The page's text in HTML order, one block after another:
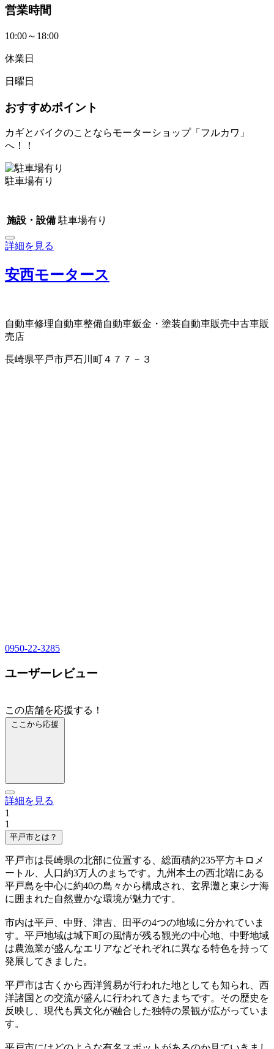
営業時間
10:00～18:00
休業日
日曜日
おすすめポイント
カギとバイクのことならモーターショップ「フルカワ」
へ！！
駐車場有り
施設・設備 駐車場有り
詳細を見る
安西モータース
自動車修理自動車整備自動車鈑金・塗装自動車販売中古車販
売店
長崎県平戸市戸石川町４７７－３
0950-22-3285
ユーザーレビュー
この店舗を応援する！
ここから応援
詳細を見る
1
1
平戸市とは？
平戸市は長崎県の北部に位置する、総面積約235平方キロメ
ートル、人口約3万人のまちです。九州本土の西北端にある
平戸島を中心に約40の島々から構成され、玄界灘と東シナ海
に囲まれた自然豊かな環境が魅力です。
市内は平戸、中野、津吉、田平の4つの地域に分かれていま
す。平戸地域は城下町の風情が残る観光の中心地、中野地域
は農漁業が盛んなエリアなどそれぞれに異なる特色を持って
発展してきました。
平戸市は古くから西洋貿易が行われた地としても知られ、西
洋諸国との交流が盛んに行われてきたまちです。その歴史を
反映し、現代も異文化が融合した独特の景観が広がっていま
す。